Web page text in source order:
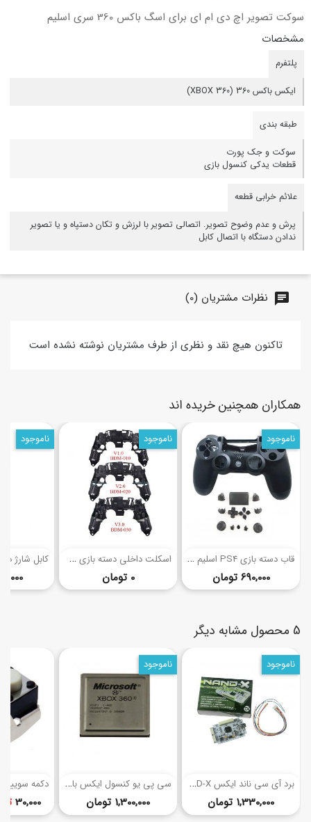
سوکت تصویر اچ دی ام ای برای اسگ باکس 360 سری اسلیم
مشخصات
پلتفرم
ایکس باکس 360 (XBOX 360)
طبقه بندی
سوکت و جک پورت
قطعات یدکی کنسول بازی
علائم خرابی قطعه
پرش و عدم وضوح تصویر. اتصالی تصویر با لرزش و تکان دستپاه و یا تصویر
ندادن دستگاه با اتصال کابل
chat نظرات مشتریان (0)
تاکنون هیچ نقد و نظری از طرف مشتریان نوشته نشده است
همکاران همچنین خریده اند
ق
اب دسته بازی PS4 اسلیم پرو(050 / 055)
قیمت690,000 تومان
ناموجود
ا
سکلت داخلی دسته بازی PS5 (ورژن 1، 2، 3، 4)
قیمت 0 تومان
ناموجود
120,000
ناموجود
5 محصول مشابه دیگر
ب
رد آی سی ناند ایکس NAND-X ایکس باکس 360
قیمت1,330,000 تومان
ناموجود
س
ی پی یو کنسول ایکس باکس 360
قیمت1,300,000 تومان
ناموجود
30,000 تا